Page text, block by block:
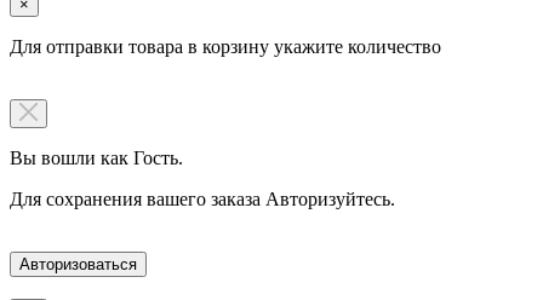
×
Для отправки товара в корзину укажите количество
Вы вошли как Гость.
Для сохранения вашего заказа Авторизуйтесь.
Авторизоваться